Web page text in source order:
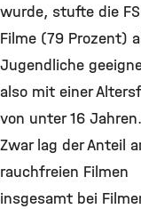
wurde, stufte die
Filme (79 Prozent)
Jugendliche
also mit einer
von unter 16 Jahren.
Zwar lag der Anteil
rauchfreien Filmen
insgesamt bei